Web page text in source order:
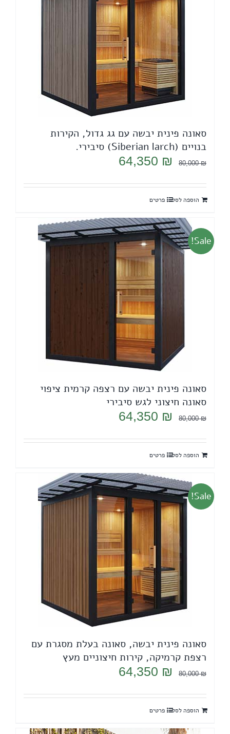
סאונה פינית יבשה עם גג גדול, הקירות
בנויים (Siberian larch) סיבירי.
80,000₪
המחיר
היה:
80,000 ₪.
64,350 ₪
המחיר
הוא:
הוספה לסל פרטים
Sale!
סאונה פינית יבשה עם רצפה קרמית ציפוי
סאונה חיצוני לגש סיבירי
80,000₪
המחיר
היה:
80,000 ₪.
64,350 ₪
המחיר
הוא:
הוספה לסל פרטים
Sale!
סאונה פינית יבשה, סאונה בעלת מסגרת עם
רצפת קרמיקה, קירות חיצוניים מעץ
80,000₪
המחיר
היה:
80,000 ₪.
64,350 ₪
המחיר
הוא:
הוספה לסל פרטים